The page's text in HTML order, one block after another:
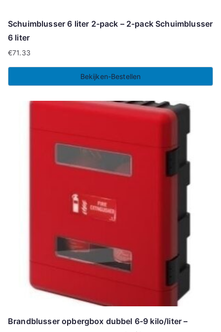
Schuimblusser 6 liter 2-pack – 2-pack Schuimblusser
6 liter
€71.33
Bekijken-Bestellen
Brandblusser opbergbox dubbel 6-9 kilo/liter –